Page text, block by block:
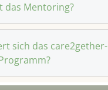
das Mentoring?
sich das care2gether-